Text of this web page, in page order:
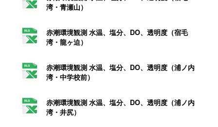
湾・青瀬山）
赤潮環境観測 水温、塩分、DO、透明度（宿毛
湾・龍ヶ迫）
赤潮環境観測 水温、塩分、DO、透明度（浦ノ内
湾・中学校前）
赤潮環境観測 水温、塩分、DO、透明度（浦ノ内
湾・井尻）